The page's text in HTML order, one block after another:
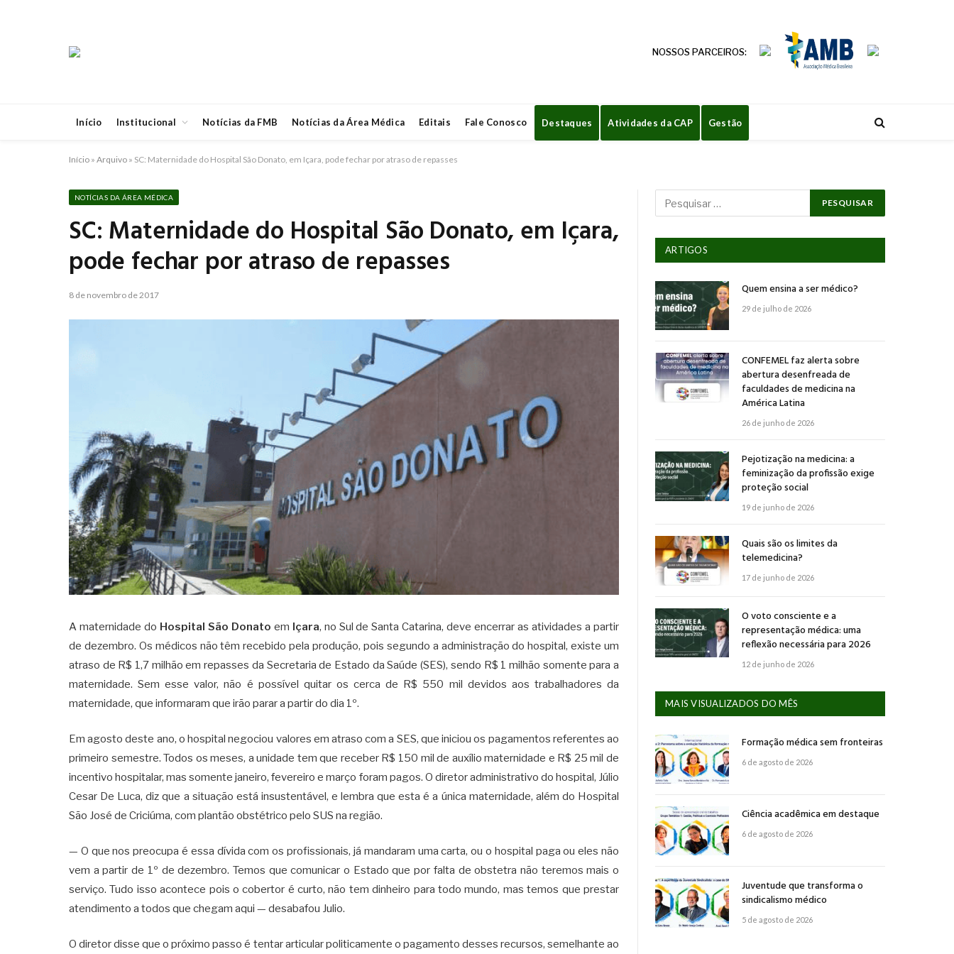
NOSSOS PARCEIROS:
Início Institucional Notícias da FMB Notícias da Área Médica Editais Fale Conosco Destaques Atividades da CAP Gestão
Início » Arquivo » SC: Maternidade do Hospital São Donato, em Içara, pode fechar por atraso de repasses
NOTÍCIAS DA ÁREA MÉDICA
SC: Maternidade do Hospital São Donato, em Içara,
pode fechar por atraso de repasses
8 de novembro de 2017
A maternidade do Hospital São Donato em Içara, no Sul de Santa Catarina, deve encerrar as atividades a partir
de dezembro. Os médicos não têm recebido pela produção, pois segundo a administração do hospital, existe um
atraso de R$ 1,7 milhão em repasses da Secretaria de Estado da Saúde (SES), sendo R$ 1 milhão somente para a
maternidade. Sem esse valor, não é possível quitar os cerca de R$ 550 mil devidos aos trabalhadores da
maternidade, que informaram que irão parar a partir do dia 1º.
Em agosto deste ano, o hospital negociou valores em atraso com a SES, que iniciou os pagamentos referentes ao
primeiro semestre. Todos os meses, a unidade tem que receber R$ 150 mil de auxílio maternidade e R$ 25 mil de
incentivo hospitalar, mas somente janeiro, fevereiro e março foram pagos. O diretor administrativo do hospital, Júlio
Cesar De Luca, diz que a situação está insustentável, e lembra que esta é a única maternidade, além do Hospital
São José de Criciúma, com plantão obstétrico pelo SUS na região.
— O que nos preocupa é essa dívida com os profissionais, já mandaram uma carta, ou o hospital paga ou eles não
vem a partir de 1º de dezembro. Temos que comunicar o Estado que por falta de obstetra não teremos mais o
serviço. Tudo isso acontece pois o cobertor é curto, não tem dinheiro para todo mundo, mas temos que prestar
atendimento a todos que chegam aqui — desabafou Julio.
O diretor disse que o próximo passo é tentar articular politicamente o pagamento desses recursos, semelhante ao
ARTIGOS
Quem ensina a ser médico?
29 de julho de 2026
CONFEMEL faz alerta sobre
abertura desenfreada de
faculdades de medicina na
América Latina
26 de junho de 2026
Pejotização na medicina: a
feminização da profissão exige
proteção social
19 de junho de 2026
Quais são os limites da
telemedicina?
17 de junho de 2026
O voto consciente e a
representação médica: uma
reflexão necessária para 2026
12 de junho de 2026
MAIS VISUALIZADOS DO MÊS
Formação médica sem fronteiras
6 de agosto de 2026
Ciência acadêmica em destaque
6 de agosto de 2026
Juventude que transforma o
sindicalismo médico
5 de agosto de 2026